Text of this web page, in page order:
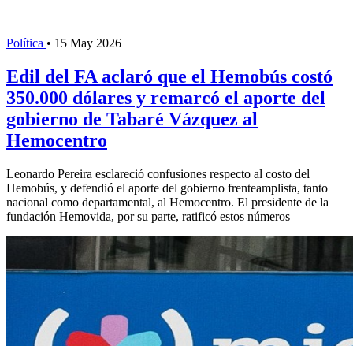
Política • 15 May 2026
Edil del FA aclaró que el Hemobús costó
350.000 dólares y remarcó el aporte del
gobierno de Tabaré Vázquez al
Hemocentro
Leonardo Pereira esclareció confusiones respecto al costo del
Hemobús, y defendió el aporte del gobierno frenteamplista, tanto
nacional como departamental, al Hemocentro. El presidente de la
fundación Hemovida, por su parte, ratificó estos números